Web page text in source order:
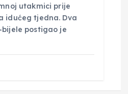
utakmici prije
idućeg tjedna. Dva
postigao je